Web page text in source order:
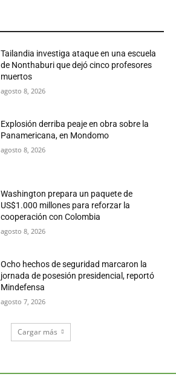
Tailandia investiga ataque en una escuela
de Nonthaburi que dejó cinco profesores
muertos
agosto 8, 2026
Explosión derriba peaje en obra sobre la
Panamericana, en Mondomo
agosto 8, 2026
Washington prepara un paquete de
US$1.000 millones para reforzar la
cooperación con Colombia
agosto 8, 2026
Ocho hechos de seguridad marcaron la
jornada de posesión presidencial, reportó
Mindefensa
agosto 7, 2026
Cargar más